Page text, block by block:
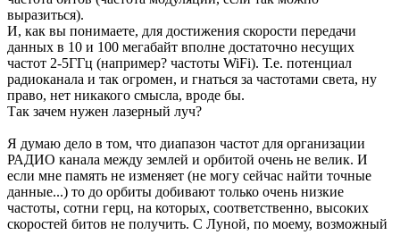
выразиться).
И, как вы понимаете, для достижения скорости передачи
данных в 10 и 100 мегабайт вполне достаточно несущих
частот 2-5ГГц (например? частоты WiFi). Т.е. потенциал
радиоканала и так огромен, и гнаться за частотами света, ну
право, нет никакого смысла, вроде бы.
Так зачем нужен лазерный луч?
Я думаю дело в том, что диапазон частот для организации
РАДИО канала между землей и орбитой очень не велик. И
если мне память не изменяет (не могу сейчас найти точные
данные...) то до орбиты добивают только очень низкие
частоты, сотни герц, на которых, соответственно, высоких
скоростей битов не получить. С Луной, по моему, возможный